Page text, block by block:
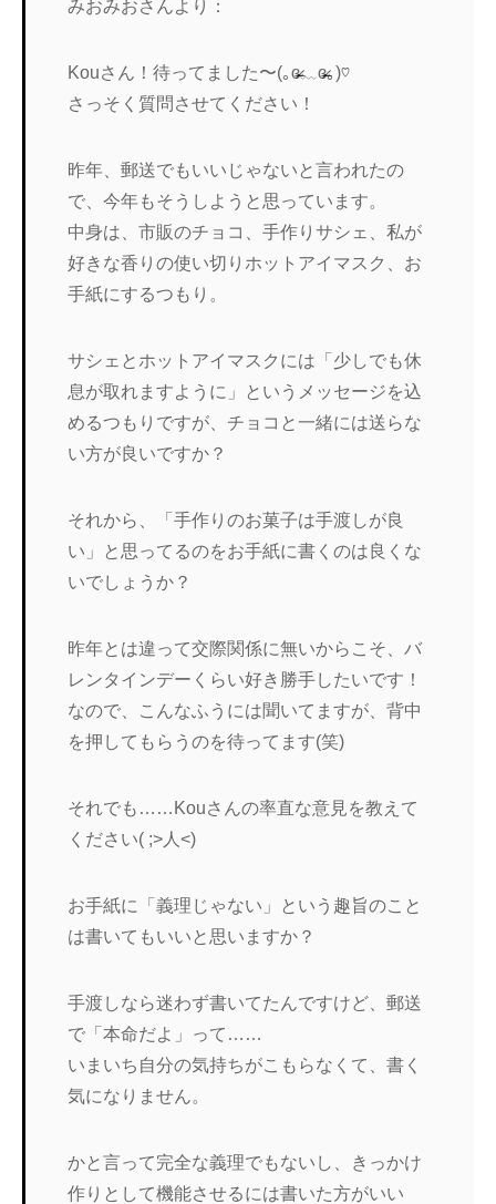
みおみおさんより：
Kouさん！待ってました〜(｡ɞ̴̶̷﹏ɞ̴̶̷｡)♡
さっそく質問させてください！
昨年、郵送でもいいじゃないと言われたの
で、今年もそうしようと思っています。
中身は、市販のチョコ、手作りサシェ、私が
好きな香りの使い切りホットアイマスク、お
手紙にするつもり。
サシェとホットアイマスクには「少しでも休
息が取れますように」というメッセージを込
めるつもりですが、チョコと一緒には送らな
い方が良いですか？
それから、「手作りのお菓子は手渡しが良
い」と思ってるのをお手紙に書くのは良くな
いでしょうか？
昨年とは違って交際関係に無いからこそ、バ
レンタインデーくらい好き勝手したいです！
なので、こんなふうには聞いてますが、背中
を押してもらうのを待ってます(笑)
それでも……Kouさんの率直な意見を教えて
ください( ;>人<)
お手紙に「義理じゃない」という趣旨のこと
は書いてもいいと思いますか？
手渡しなら迷わず書いてたんですけど、郵送
で「本命だよ」って……
いまいち自分の気持ちがこもらなくて、書く
気になりません。
かと言って完全な義理でもないし、きっかけ
作りとして機能させるには書いた方がいい